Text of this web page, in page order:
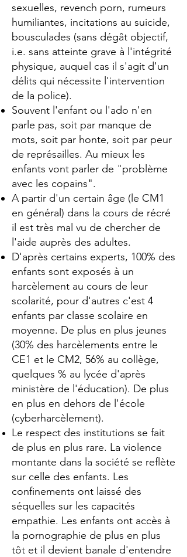
sexuelles, revench porn, rumeurs
humiliantes, incitations au suicide,
bousculades (sans dégât objectif,
i.e. sans atteinte grave à l'intégrité
physique, auquel cas il s'agit d'un
délits qui nécessite l'intervention
de la police).
Souvent l'enfant ou l'ado n'en
parle pas, soit par manque de
mots, soit par honte, soit par peur
de représailles. Au mieux les
enfants vont parler de "problème
avec les copains".
A partir d'un certain âge (le CM1
en général) dans la cours de récré
il est très mal vu de chercher de
l'aide auprès des adultes.
D'après certains experts, 100% des
enfants sont exposés à un
harcèlement au cours de leur
scolarité, pour d'autres c'est 4
enfants par classe scolaire en
moyenne. De plus en plus jeunes
(30% des harcèlements entre le
CE1 et le CM2, 56% au collège,
quelques % au lycée d'après
ministère de l'éducation). De plus
en plus en dehors de l'école
(cyberharcèlement).
Le respect des institutions se fait
de plus en plus rare. La violence
montante dans la société se reflète
sur celle des enfants. Les
confinements ont laissé des
séquelles sur les capacités
empathie. Les enfants ont accès à
la pornographie de plus en plus
tôt et il devient banale d'entendre